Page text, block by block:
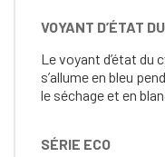
VOYANT D’ÉTAT
Le voyant d’état du
s’allume en bleu
le séchage et en
SÉRIE ECO